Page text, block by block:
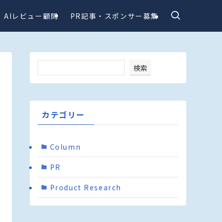
AIレビュー顧問 PR記事・スポンサー募集
検索
カテゴリー
Column
PR
Product Research